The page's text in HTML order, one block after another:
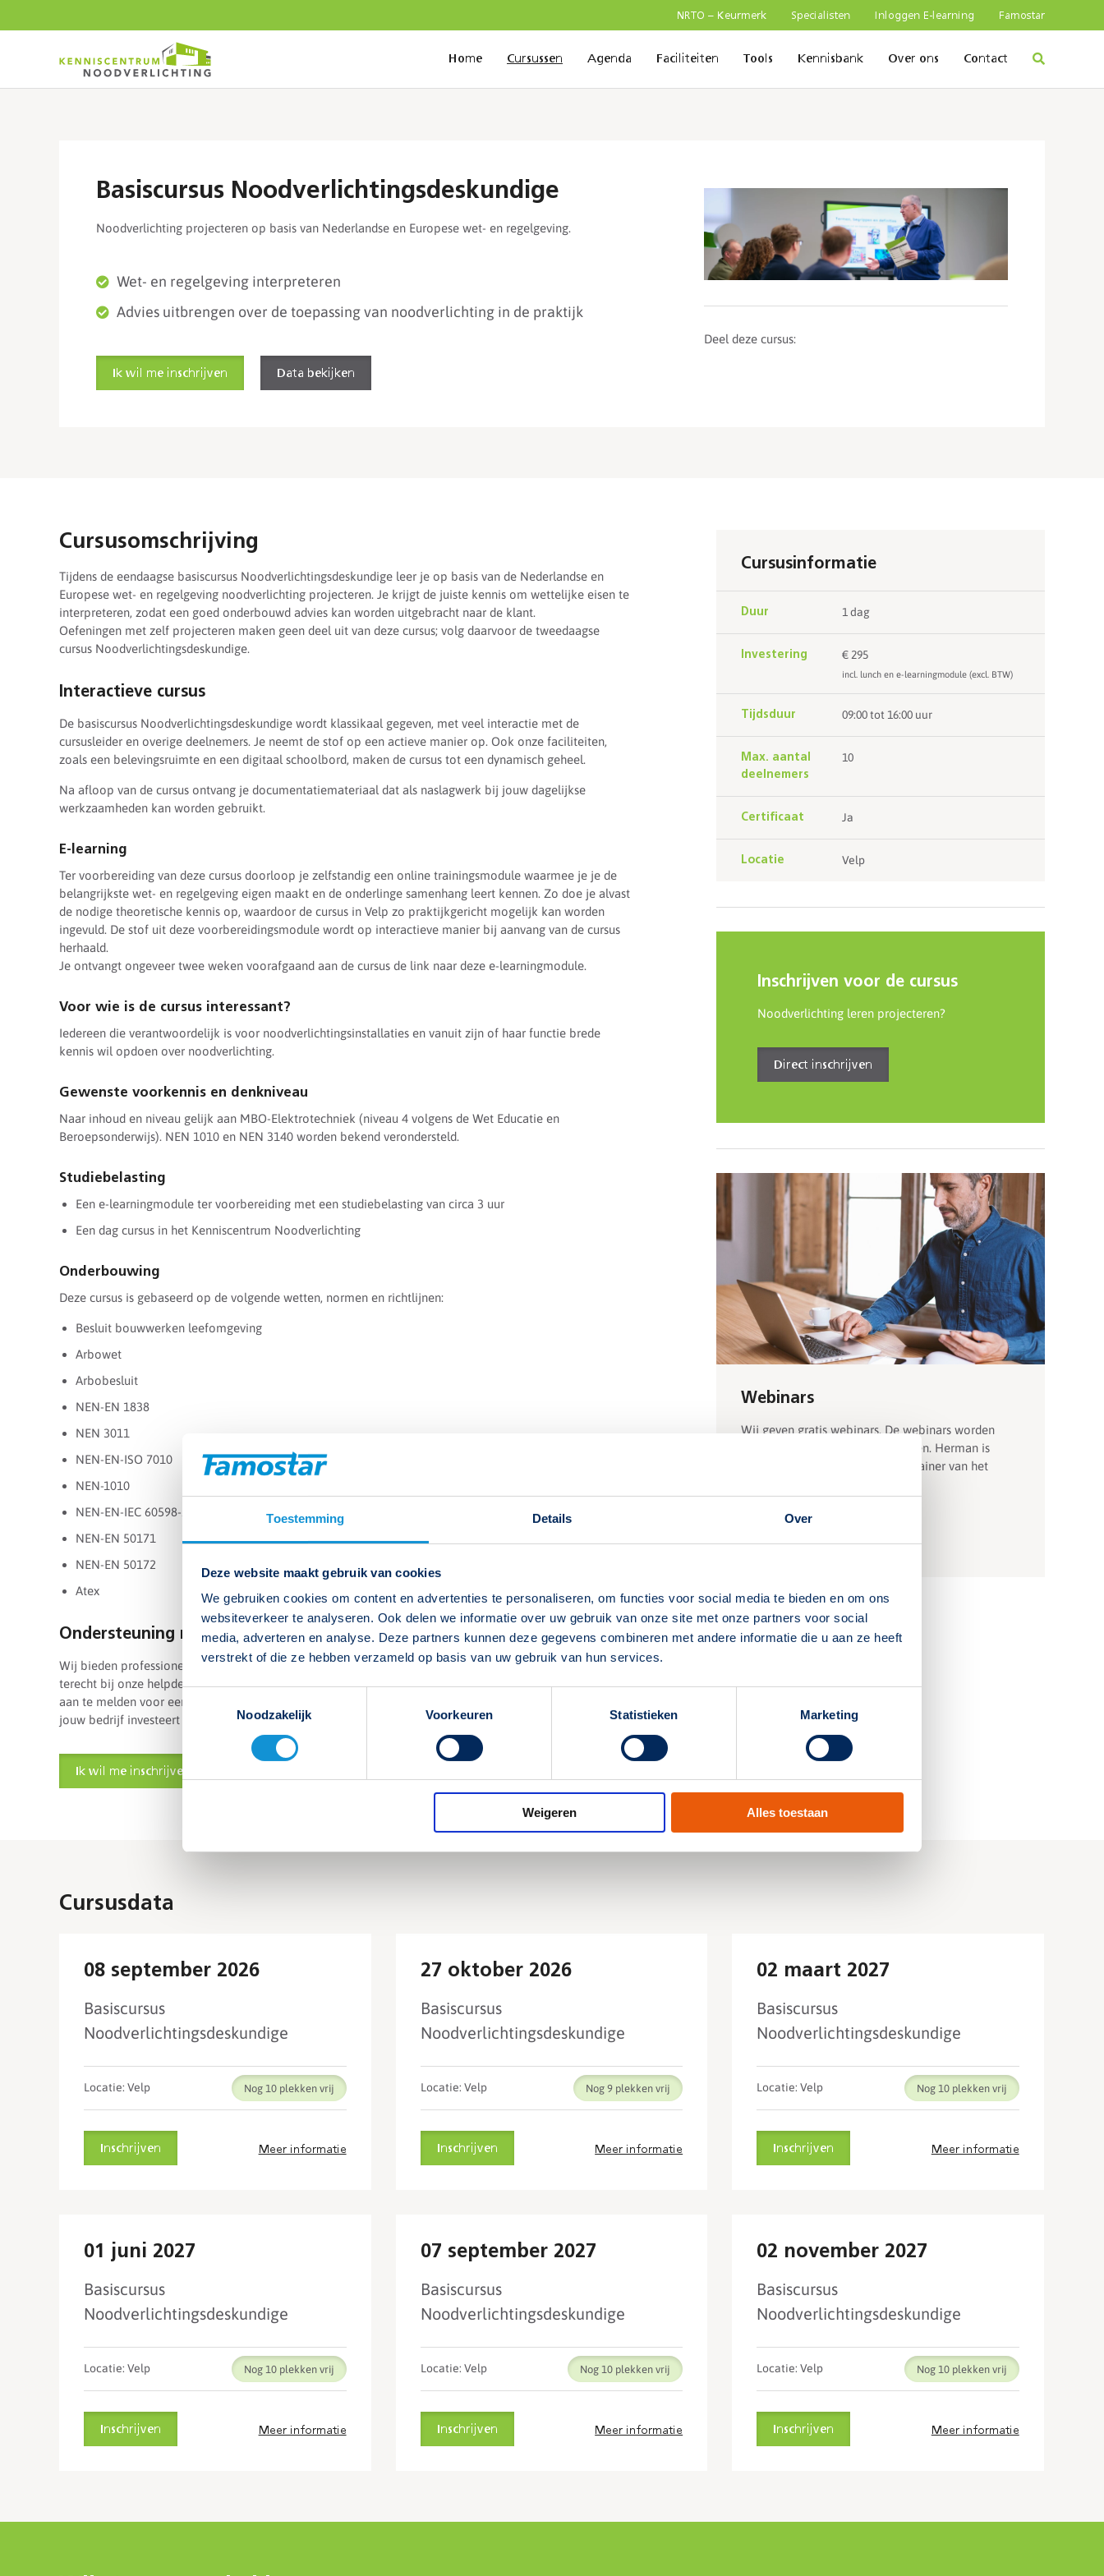
Toestemming Details Over
Deze website maakt gebruik van cookies
We gebruiken cookies om content en advertenties te personaliseren, om functies voor social media te bieden en om ons
websiteverkeer te analyseren. Ook delen we informatie over uw gebruik van onze site met onze partners voor social
media, adverteren en analyse. Deze partners kunnen deze gegevens combineren met andere informatie die u aan ze heeft
verstrekt of die ze hebben verzameld op basis van uw gebruik van hun services.
Noodzakelijk
Voorkeuren Statistieken Marketing
Weigeren Alles toestaan
NRTO – Keurmerk Specialisten Inloggen E-learning Famostar
Home Cursussen Agenda Faciliteiten Tools Kennisbank Over ons Contact
Basiscursus Noodverlichtingsdeskundige
Noodverlichting projecteren op basis van Nederlandse en Europese wet- en regelgeving.
Wet- en regelgeving interpreteren
Advies uitbrengen over de toepassing van noodverlichting in de praktijk
Ik wil me inschrijven Data bekijken
Deel deze cursus:
Cursusomschrijving
Tijdens de eendaagse basiscursus Noodverlichtingsdeskundige leer je op basis van de Nederlandse en
Europese wet- en regelgeving noodverlichting projecteren. Je krijgt de juiste kennis om wettelijke eisen te
interpreteren, zodat een goed onderbouwd advies kan worden uitgebracht naar de klant.
Oefeningen met zelf projecteren maken geen deel uit van deze cursus; volg daarvoor de tweedaagse
cursus Noodverlichtingsdeskundige.
Interactieve cursus
De basiscursus Noodverlichtingsdeskundige wordt klassikaal gegeven, met veel interactie met de
cursusleider en overige deelnemers. Je neemt de stof op een actieve manier op. Ook onze faciliteiten,
zoals een belevingsruimte en een digitaal schoolbord, maken de cursus tot een dynamisch geheel.
Na afloop van de cursus ontvang je documentatiemateriaal dat als naslagwerk bij jouw dagelijkse
werkzaamheden kan worden gebruikt.
E-learning
Ter voorbereiding van deze cursus doorloop je zelfstandig een online trainingsmodule waarmee je je de
belangrijkste wet- en regelgeving eigen maakt en de onderlinge samenhang leert kennen. Zo doe je alvast
de nodige theoretische kennis op, waardoor de cursus in Velp zo praktijkgericht mogelijk kan worden
ingevuld. De stof uit deze voorbereidingsmodule wordt op interactieve manier bij aanvang van de cursus
herhaald.
Je ontvangt ongeveer twee weken voorafgaand aan de cursus de link naar deze e-learningmodule.
Voor wie is de cursus interessant?
Iedereen die verantwoordelijk is voor noodverlichtingsinstallaties en vanuit zijn of haar functie brede
kennis wil opdoen over noodverlichting.
Gewenste voorkennis en denkniveau
Naar inhoud en niveau gelijk aan MBO-Elektrotechniek (niveau 4 volgens de Wet Educatie en
Beroepsonderwijs). NEN 1010 en NEN 3140 worden bekend verondersteld.
Studiebelasting
Een e-learningmodule ter voorbereiding met een studiebelasting van circa 3 uur
Een dag cursus in het Kenniscentrum Noodverlichting
Onderbouwing
Deze cursus is gebaseerd op de volgende wetten, normen en richtlijnen:
Besluit bouwwerken leefomgeving
Arbowet
Arbobesluit
NEN-EN 1838
NEN 3011
NEN-EN-ISO 7010
NEN-1010
NEN-EN-IEC 60598-2-22
NEN-EN 50171
NEN-EN 50172
Atex
Ondersteuning na afloop
Wij bieden professionele begeleiding en ondersteuning na afloop van de cursus. Zo kun je met al je vragen
terecht bij onze helpdesk (0800 326 67 82) en blijf je op de hoogte met onze nieuwsbrief. Vergeet je niet
aan te melden voor een eigen specialistenpagina, waarmee je aan (potentiële) relaties kunt laten zien dat
jouw bedrijf investeert in kennis en kunde.
Ik wil me inschrijven
Cursusinformatie
Duur 1 dag
Investering 295
incl. lunch en e-learningmodule (excl. BTW)
Tijdsduur 09:00 tot 16:00 uur
Max. aantal
deelnemers
10
Certificaat Ja
Locatie Velp
Inschrijven voor de cursus
Noodverlichting leren projecteren?
Direct inschrijven
Webinars
Wij geven gratis webinars. De webinars worden
gegeven door Herman Meeuwesen. Herman is
noodverlichtingsdeskundige en trainer van het
Cursusdata
08 september 2026
Basiscursus
Noodverlichtingsdeskundige
Locatie: Velp Nog 10
Inschrijven Meer informatie
27 oktober 2026
Basiscursus
Noodverlichtingsdeskundige
Locatie: Velp Nog 9
Inschrijven Meer informatie
02 maart 2027
Basiscursus
Noodverlichtingsdeskundige
Locatie: Velp Nog 10
Inschrijven Meer informatie
01 juni 2027
Basiscursus
Noodverlichtingsdeskundige
Locatie: Velp Nog 10
Inschrijven Meer informatie
07 september 2027
Basiscursus
Noodverlichtingsdeskundige
Locatie: Velp Nog 10
Inschrijven Meer informatie
02 november 2027
Basiscursus
Noodverlichtingsdeskundige
Locatie: Velp Nog 10
Inschrijven Meer informatie